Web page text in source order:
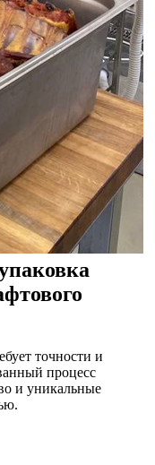
точности и
процесс
и уникальные